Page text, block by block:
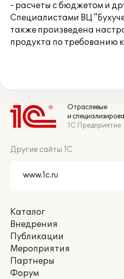
- расчеты с бюджетом и
Специалистами ВЦ
также произведена
продукта по требованию
Отраслевые
и
1С:Предприятие
Другие сайты 1С
Каталог
Внедрения
Публикации
Мероприятия
Партнеры
Форум